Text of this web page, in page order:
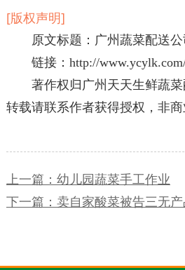
[版权声明]
原文标题：广州蔬菜配送公
链接： http://
著作权归广州天天生鲜蔬菜
转载请联系作者获得授权，非商
上一篇：幼儿园蔬菜手工作业
下一篇：卖自家酸菜被告三无